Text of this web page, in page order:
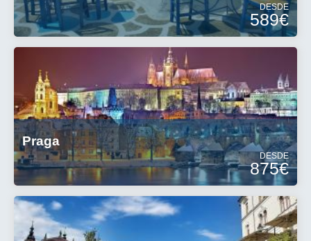
DESDE
589€
Praga
DESDE
875€